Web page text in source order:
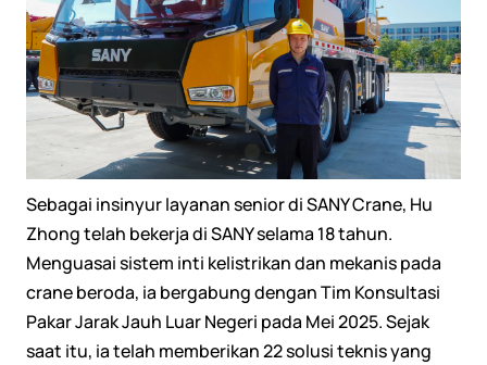
Sebagai insinyur layanan senior di SANY Crane, Hu
Zhong telah bekerja di SANY selama 18 tahun.
Menguasai sistem inti kelistrikan dan mekanis pada
crane beroda, ia bergabung dengan Tim Konsultasi
Pakar Jarak Jauh Luar Negeri pada Mei 2025. Sejak
saat itu, ia telah memberikan 22 solusi teknis yang